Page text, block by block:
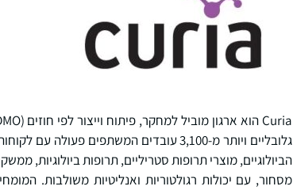
גלובליים ויותר מ-3,100 עובדים המשתפים
מסחור, עם יכולות רגולטוריות ואנליטיות משולבות.